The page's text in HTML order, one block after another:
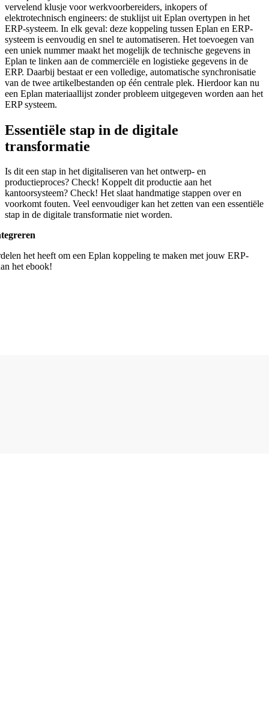
vervelend klusje voor werkvoorbereiders, inkopers of
elektrotechnisch engineers: de stuklijst uit Eplan overtypen in het
ERP-systeem. In elk geval: deze koppeling tussen Eplan en ERP-
systeem is eenvoudig en snel te automatiseren. Het toevoegen van
een uniek nummer maakt het mogelijk de technische gegevens in
Eplan te linken aan de commerciële en logistieke gegevens in de
ERP. Daarbij bestaat er een volledige, automatische synchronisatie
van de twee artikelbestanden op één centrale plek. Hierdoor kan nu
een Eplan materiaallijst zonder probleem uitgegeven worden aan het
ERP systeem.
Essentiële stap in de digitale
transformatie
Is dit een stap in het digitaliseren van het ontwerp- en
productieproces? Check! Koppelt dit productie aan het
kantoorsysteem? Check! Het slaat handmatige stappen over en
voorkomt fouten. Veel eenvoudiger kan het zetten van een essentiële
stap in de digitale transformatie niet worden.
het heeft om een Eplan koppeling te maken met jouw ERP-
het ebook!